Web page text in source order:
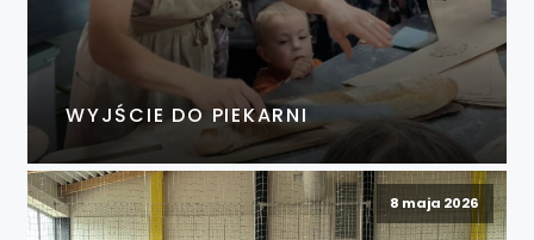
WYJŚCIE DO PIEKARNI
8 maja 2026